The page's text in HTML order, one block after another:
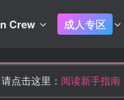
Crew 成人专区
点击这里： 阅读新手指南